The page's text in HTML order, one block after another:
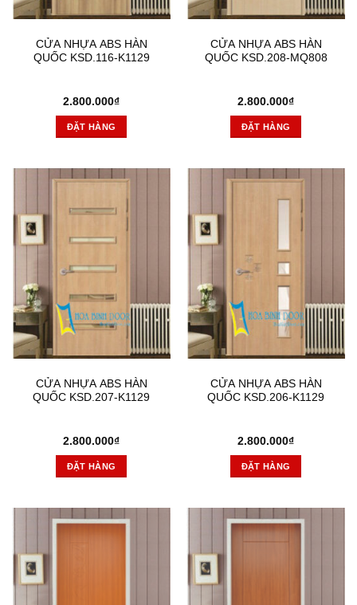
CỬA NHỰA ABS HÀN
QUỐC KSD.116-K1129
2.800.000₫
ĐẶT HÀNG
CỬA NHỰA ABS HÀN
QUỐC KSD.208-MQ808
2.800.000₫
ĐẶT HÀNG
CỬA NHỰA ABS HÀN
QUỐC KSD.207-K1129
2.800.000₫
ĐẶT HÀNG
CỬA NHỰA ABS HÀN
QUỐC KSD.206-K1129
2.800.000₫
ĐẶT HÀNG